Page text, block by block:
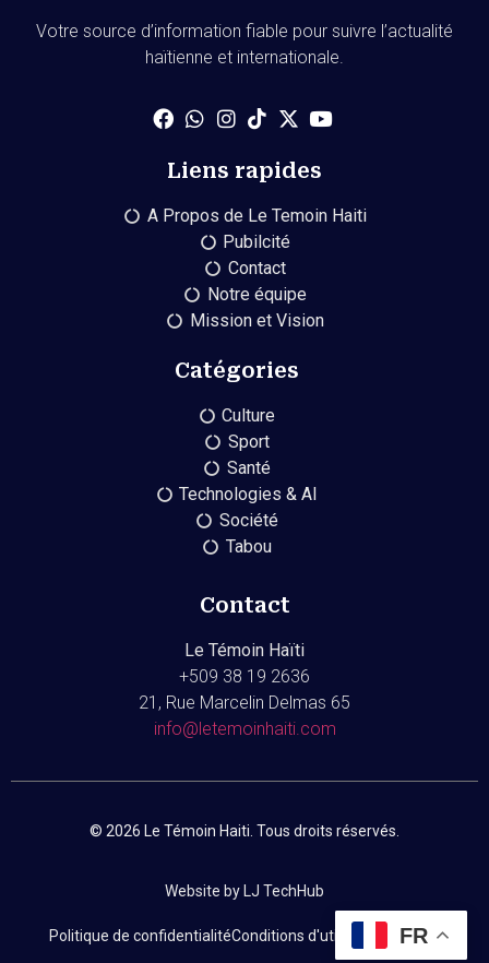
Votre source d’information fiable pour suivre l’actualité
haïtienne et internationale.
Liens rapides
A Propos de Le Temoin Haiti
Pubilcité
Contact
Notre équipe
Mission et Vision
Catégories
Culture
Sport
Santé
Technologies & AI
Société
Tabou
Contact
Le Témoin Haïti
+509 38 19 2636
21, Rue Marcelin Delmas 65
info@letemoinhaiti.com
© 2026 Le Témoin Haiti. Tous droits réservés.
Website by LJ TechHub
Politique de confidentialitéConditions d'utilisation Contact
FR